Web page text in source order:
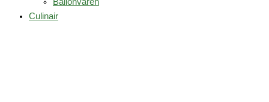
Ballonvaren
Culinair